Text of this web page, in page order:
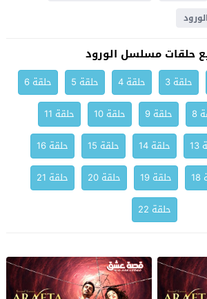
حلقات مسلسل الورود
حلقة 3 حلقة 4 حلقة 5
حلقة 6
8 حلقة 9 حلقة 10
حلقة 11
حلقة 14 حلقة 15
حلقة 16
حلقة 19 حلقة 20
حلقة 21
حلقة 22